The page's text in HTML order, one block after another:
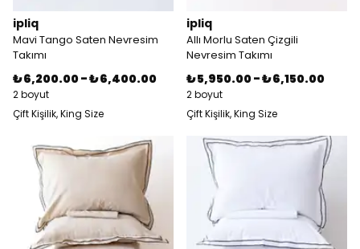
ipliq
Mavi Tango Saten Nevresim
Takımı
₺ 6,200.00 -₺ 6,400.00
2 boyut
Çift Kişilik, King Size
ipliq
Allı Morlu Saten Çizgili
Nevresim Takımı
₺ 5,950.00 -₺ 6,150.00
2 boyut
Çift Kişilik, King Size